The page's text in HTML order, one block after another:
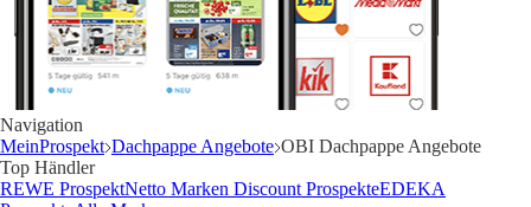
Navigation
MeinProspekt Dachpappe Angebote OBI Dachpappe Angebote
Top Händler
REWE ProspektNetto Marken Discount ProspekteEDEKA